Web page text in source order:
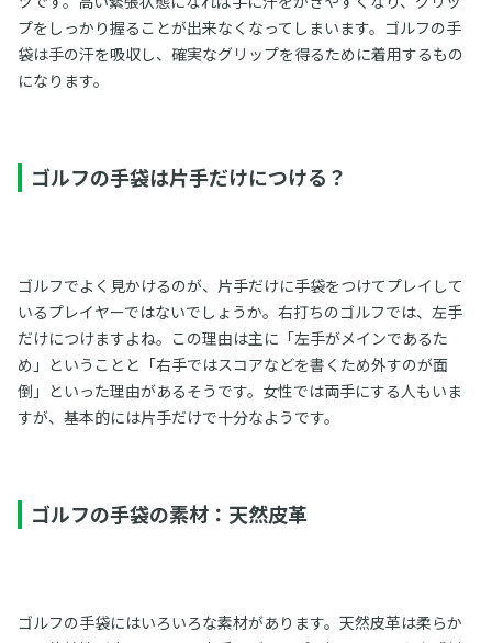
プをしっかり握ることが出来なくなってしまいます。ゴルフの手
袋は手の汗を吸収し、確実なグリップを得るために着用するもの
になります。
ゴルフの手袋は片手だけにつける？
ゴルフでよく見かけるのが、片手だけに手袋をつけてプレイして
いるプレイヤーではないでしょうか。右打ちのゴルフでは、左手
だけにつけますよね。この理由は主に「左手がメインであるた
め」ということと「右手ではスコアなどを書くため外すのが面
倒」といった理由があるそうです。女性では両手にする人もいま
すが、基本的には片手だけで十分なようです。
ゴルフの手袋の素材：天然皮革
ゴルフの手袋にはいろいろな素材があります。天然皮革は柔らか